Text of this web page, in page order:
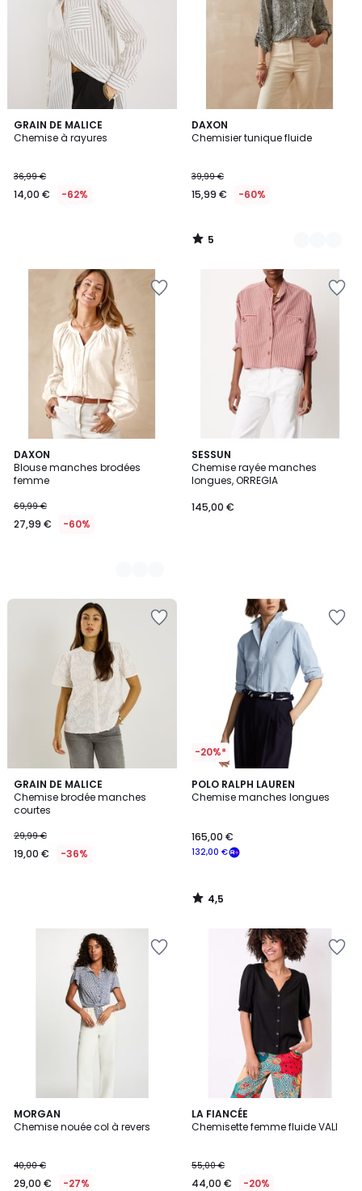
GRAIN DE MALICE
Chemise à rayures
36,99 €
14,00 € -62%
DAXON
Chemisier tunique fluide
39,99 €
15,99 € -60%
5
/
4
Couleurs
5
/
DAXON
Blouse manches brodées
femme
69,99 €
27,99 € -60%
3
Couleurs
SESSUN
Chemise rayée manches
longues, ORREGIA
145,00 €
GRAIN DE MALICE
Chemise brodée manches
courtes
29,99 €
19,00 € -36%
-20%*
POLO RALPH LAUREN
Chemise manches longues
132,00 €
165,00 €
4,5
/ 5
4,5
/
MORGAN
Chemise nouée col à revers
40,00 €
29,00 € -27%
LA FIANCÉE
Chemisette femme fluide VALI
55,00 €
44,00 € -20%
2
Couleurs